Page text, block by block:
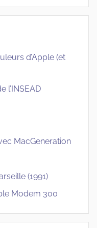
d’Apple (et
l’INSEAD
MacGeneration
(1991)
Modem 300